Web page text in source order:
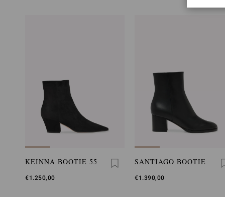
KEINNA BOOTIE 55
€1.250,00
SANTIAGO BOOTIE
€1.390,00